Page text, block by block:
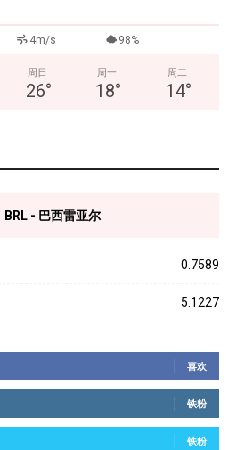
4m/s 98%
周日
26°
周一
18°
周二
14°
BRL - 巴西雷亚尔
0.7589
5.1227
喜欢
铁粉
铁粉